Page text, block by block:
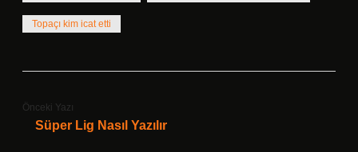
Topaçı kim icat etti
Önceki Yazı
Süper Lig Nasıl Yazılır